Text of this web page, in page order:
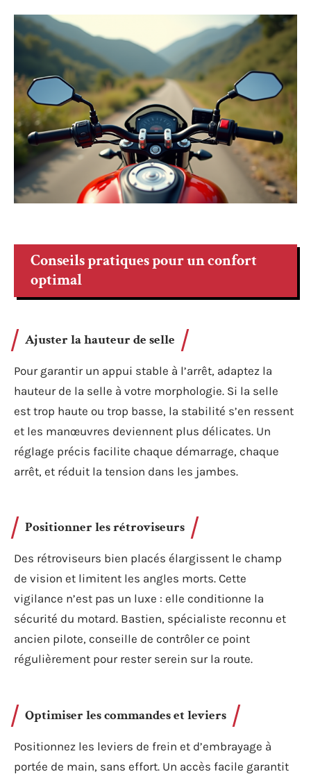
Conseils pratiques pour un confort
optimal
Ajuster la hauteur de selle
Pour garantir un appui stable à l’arrêt, adaptez la
hauteur de la selle à votre morphologie. Si la selle
est trop haute ou trop basse, la stabilité s’en ressent
et les manœuvres deviennent plus délicates. Un
réglage précis facilite chaque démarrage, chaque
arrêt, et réduit la tension dans les jambes.
Positionner les rétroviseurs
Des rétroviseurs bien placés élargissent le champ
de vision et limitent les angles morts. Cette
vigilance n’est pas un luxe : elle conditionne la
sécurité du motard. Bastien, spécialiste reconnu et
ancien pilote, conseille de contrôler ce point
régulièrement pour rester serein sur la route.
Optimiser les commandes et leviers
Positionnez les leviers de frein et d’embrayage à
portée de main, sans effort. Un accès facile garantit